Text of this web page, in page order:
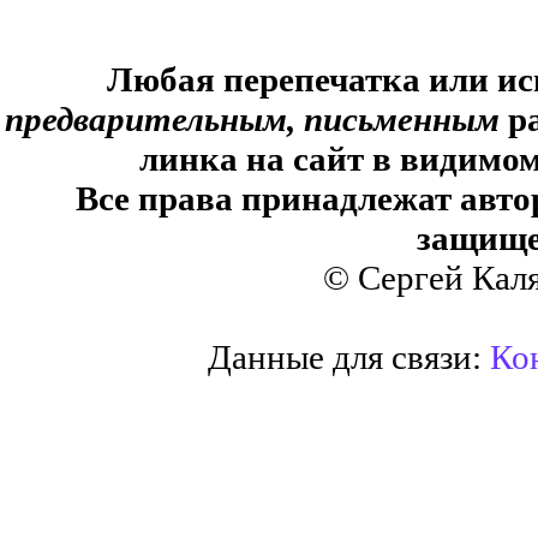
Любая перепечатка или
предварительным, письменным
линка на сайт в
Все права принадлежат
© Сергей
Данные для связи: